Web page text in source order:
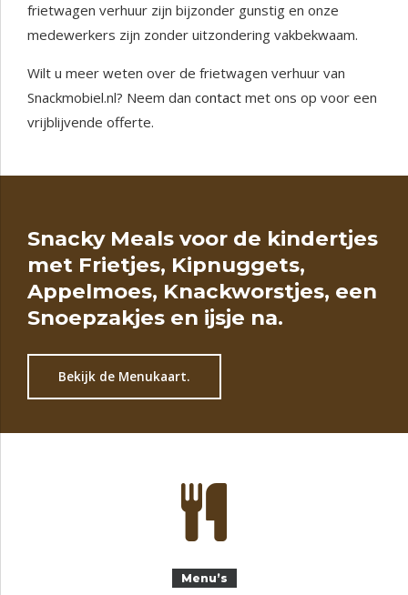
frietwagen verhuur zijn bijzonder gunstig en onze
medewerkers zijn zonder uitzondering vakbekwaam.
Wilt u meer weten over de frietwagen verhuur van
Snackmobiel.nl? Neem dan contact met ons op voor een
vrijblijvende offerte.
Snacky Meals voor de kindertjes
met Frietjes, Kipnuggets,
Appelmoes, Knackworstjes, een
Snoepzakjes en ijsje na.
Bekijk de Menukaart.
Menu’s